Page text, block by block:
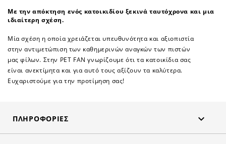
Με την απόκτηση ενός κατοικιδίου ξεκινά ταυτόχρονα και μια
ιδιαίτερη σχέση.
Μία σχέση η οποία χρειάζεται υπευθυνότητα και αξιοπιστία
στην αντιμετώπιση των καθημερινών αναγκών των πιστών
μας φίλων. Στην PET FAN γνωρίζουμε ότι τα κατοικίδια σας
είναι ανεκτίμητα και για αυτό τους αξίζουν τα καλύτερα.
Ευχαριστούμε για την προτίμηση σας!
ΠΛΗΡΟΦΟΡΊΕΣ 